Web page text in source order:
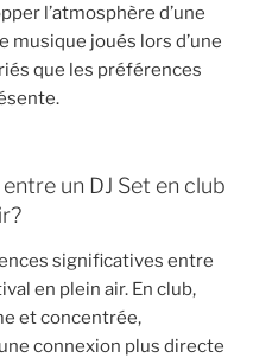
l’atmosphère d’une
musique joués lors d’une
que les préférences
un DJ Set en club
significatives entre
en plein air. En club,
et concentrée,
connexion plus directe